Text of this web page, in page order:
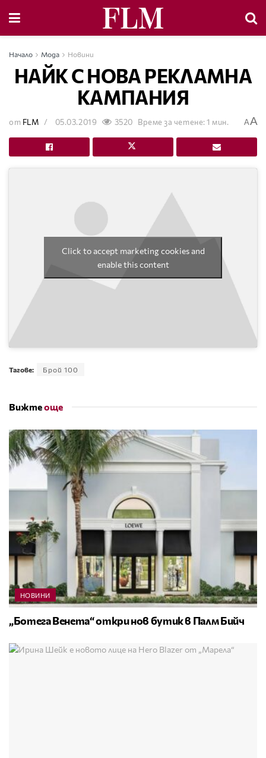
Начало Мода Новини
НАЙК С НОВА РЕКЛАМНА
КАМПАНИЯ
от FLM 05.03.2019 3520 Време за четене: 1 мин. AA
Click to accept marketing cookies and
enable this content
Тагове: Брой 100
Вижтеоще
НОВИНИ
„Ботега Венета“ откри нов бутик в Палм Бийч